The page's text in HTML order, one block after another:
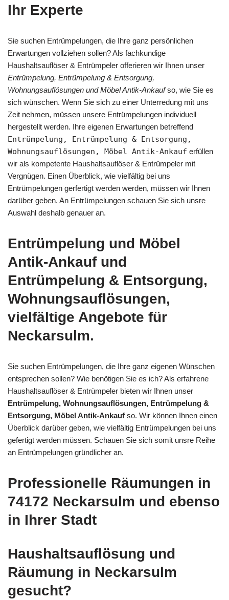
Ihr Experte
Sie suchen Entrümpelungen, die Ihre ganz persönlichen
Erwartungen vollziehen sollen? Als fachkundige
Haushaltsauflöser & Entrümpeler offerieren wir Ihnen unser
Entrümpelung, Entrümpelung & Entsorgung,
Wohnungsauflösungen und Möbel Antik-Ankaufso, wie Sie es
sich wünschen. Wenn Sie sich zu einer Unterredung mit uns
Zeit nehmen, müssen unsere Entrümpelungen individuell
hergestellt werden. Ihre eigenen Erwartungen betreffend
Entrümpelung, Entrümpelung & Entsorgung,
Wohnungsauflösungen, Möbel Antik-Ankauf erfüllen
wir als kompetente Haushaltsauflöser & Entrümpeler mit
Vergnügen. Einen Überblick, wie vielfältig bei uns
Entrümpelungen gerfertigt werden werden, müssen wir Ihnen
darüber geben. An Entrümpelungen schauen Sie sich unsre
Auswahl deshalb genauer an.
Entrümpelung und Möbel
Antik-Ankauf und
Entrümpelung & Entsorgung,
Wohnungsauflösungen,
vielfältige Angebote für
Neckarsulm.
Sie suchen Entrümpelungen, die Ihre ganz eigenen Wünschen
entsprechen sollen? Wie benötigen Sie es ich? Als erfahrene
Haushaltsauflöser & Entrümpeler bieten wir Ihnen unser
Entrümpelung, Wohnungsauflösungen, Entrümpelung &
Entsorgung, Möbel Antik-Ankauf so. Wir können Ihnen einen
Überblick darüber geben, wie vielfältig Entrümpelungen bei uns
gefertigt werden müssen. Schauen Sie sich somit unsre Reihe
an Entrümpelungen gründlicher an.
Professionelle Räumungen in
74172 Neckarsulm und ebenso
in Ihrer Stadt
Haushaltsauflösung und
Räumung in Neckarsulm
gesucht?